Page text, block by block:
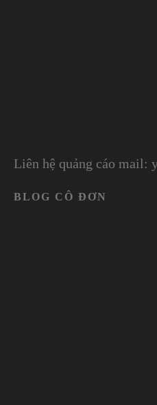
Liên hệ quảng cáo mail:
BLOG CÔ ĐƠN